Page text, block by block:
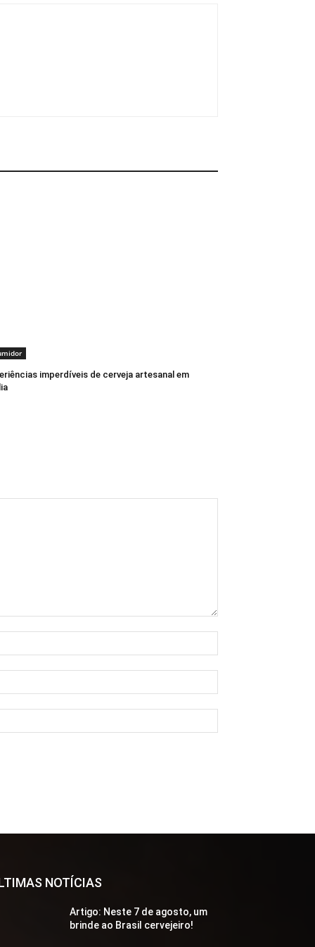
imperdíveis de cerveja artesanal em
mail:*
NOTÍCIAS
Artigo: Neste 7 de agosto, um
brinde ao Brasil cervejeiro!